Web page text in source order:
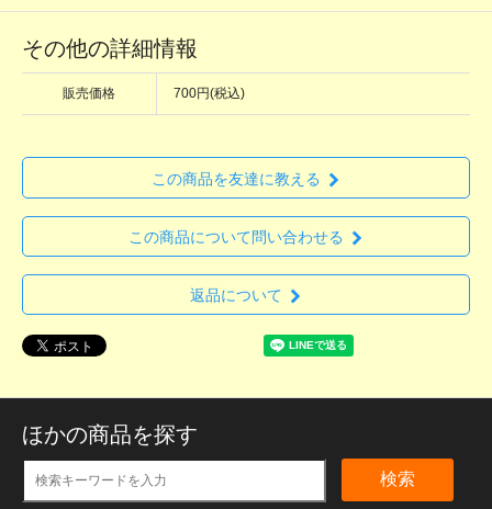
その他の詳細情報
販売価格 700円(税込)
この商品を友達に教える
この商品について問い合わせる
返品について
ほかの商品を探す
検索